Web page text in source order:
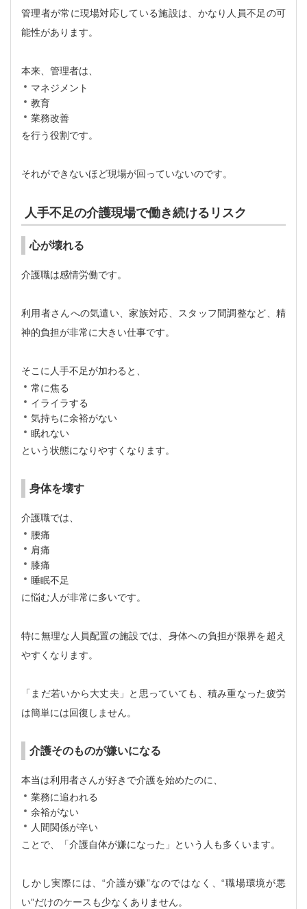
管理者が常に現場対応している施設は、かなり人員不足の可
能性があります。
本来、管理者は、
マネジメント
教育
業務改善
を行う役割です。
それができないほど現場が回っていないのです。
人手不足の介護現場で働き続けるリスク
心が壊れる
介護職は感情労働です。
利用者さんへの気遣い、家族対応、スタッフ間調整など、精
神的負担が非常に大きい仕事です。
そこに人手不足が加わると、
常に焦る
イライラする
気持ちに余裕がない
眠れない
という状態になりやすくなります。
身体を壊す
介護職では、
腰痛
肩痛
膝痛
睡眠不足
に悩む人が非常に多いです。
特に無理な人員配置の施設では、身体への負担が限界を超え
やすくなります。
「まだ若いから大丈夫」と思っていても、積み重なった疲労
は簡単には回復しません。
介護そのものが嫌いになる
本当は利用者さんが好きで介護を始めたのに、
業務に追われる
余裕がない
人間関係が辛い
ことで、「介護自体が嫌になった」という人も多くいます。
しかし実際には、“介護が嫌”なのではなく、“職場環境が悪
い”だけのケースも少なくありません。